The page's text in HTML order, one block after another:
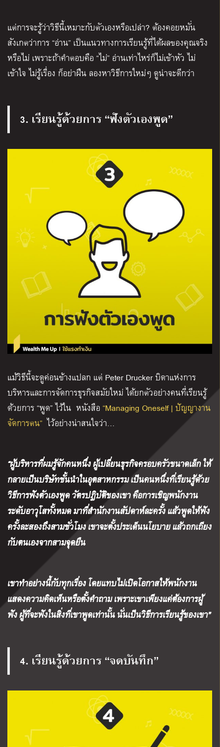
แต่การจะรู้ว่าวิธีนี้เหมาะกับตัวเองหรือเปล่า? ต้องคอยหมั่น
สังเกตว่าการ “อ่าน” เป็นแนวทางการเรียนรู้ที่ได้ผลของคุณจริง
หรือไม่ เพราะถ้าคำตอบคือ “ไม่” อ่านเท่าไหร่ก็ไม่เข้าหัว ไม่
เข้าใจ ไม่รู้เรื่อง ก็อย่าฝืน ลองหาวิธีการใหม่ๆ ดูน่าจะดีกว่า
3. เรียนรู้ด้วยการ “ฟังตัวเองพูด”
แม้วิธีนี้จะดูค่อนข้างแปลก แต่ Peter Drucker บิดาแห่งการ
บริหารและการจัดการธุรกิจสมัยใหม่ ได้ยกตัวอย่างคนที่เรียนรู้
ด้วยการ “พูด” ไว้ใน หนังสือ “Managing Oneself | ปัญญางาน
จัดการตน” ไว้อย่างน่าสนใจว่า…
“ผู้บริหารที่ผมรู้จักคนหนึ่ง ผู้เปลี่ยนธุรกิจครอบครัวขนาดเล็ก ให้
กลายเป็นบริษัทชั้นนำในอุตสาหกรรม เป็นคนหนึ่งที่เรียนรู้ด้วย
วิธีการฟังตัวเองพูด วัตรปฏิบัติของเขา คือการเชิญพนักงาน
ระดับอาวุโสทั้งหมด มาที่สำนักงานสัปดาห์ละครั้ง แล้วพูดให้ฟัง
ครั้งละสองถึงสามชั่วโมง เขาจะตั้งประเด็นนโยบาย แล้วถกเถียง
กับตนเองจากสามจุดยืน
เขาทำอย่างนี้กับทุกเรื่อง โดยแทบไม่เปิดโอกาสให้พนักงาน
แสดงความคิดเห็นหรือตั้งคำถาม เพราะเขาเพียงแค่ต้องการผู้
ฟัง ผู้ที่จะฟังในสิ่งที่เขาพูดเท่านั้น นั่นเป็นวิธีการเรียนรู้ของเขา”
4. เรียนรู้ด้วยการ “จดบันทึก”